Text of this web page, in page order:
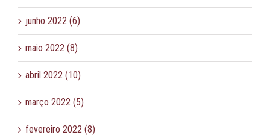
junho 2022 (6)
maio 2022 (8)
abril 2022 (10)
março 2022 (5)
fevereiro 2022 (8)